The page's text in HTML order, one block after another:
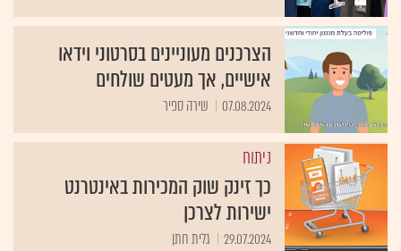
הצרכנים מעוניינים בסרטוני וידאו
אישיים, אך מעטים שולחים
07.08.2024 שירה ספיר
ניתוח
כך זינק שוק המכירות באינטרנט
ישירות לצרכן
29.07.2024 גלית חתן